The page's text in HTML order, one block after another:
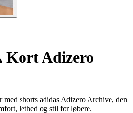
Kort Adizero
shorts adidas Adizero Archive, den
lethed og stil for løbere.